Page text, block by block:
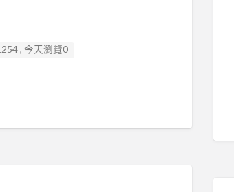
, 今天瀏覽0